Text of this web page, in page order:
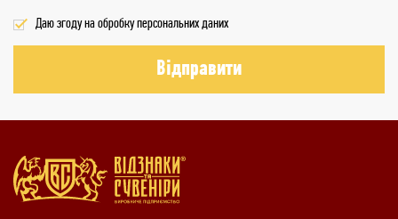
Даю згоду на обробку персональних даних
Відправити